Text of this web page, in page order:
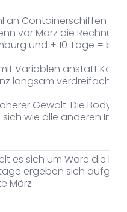
an Containerschiffen um
vor März die
und + 10 Tage = bei
Variablen anstatt
langsam
Gewalt. Die Body-
sich wie alle anderen
es sich um Ware die
ergeben sich
März.